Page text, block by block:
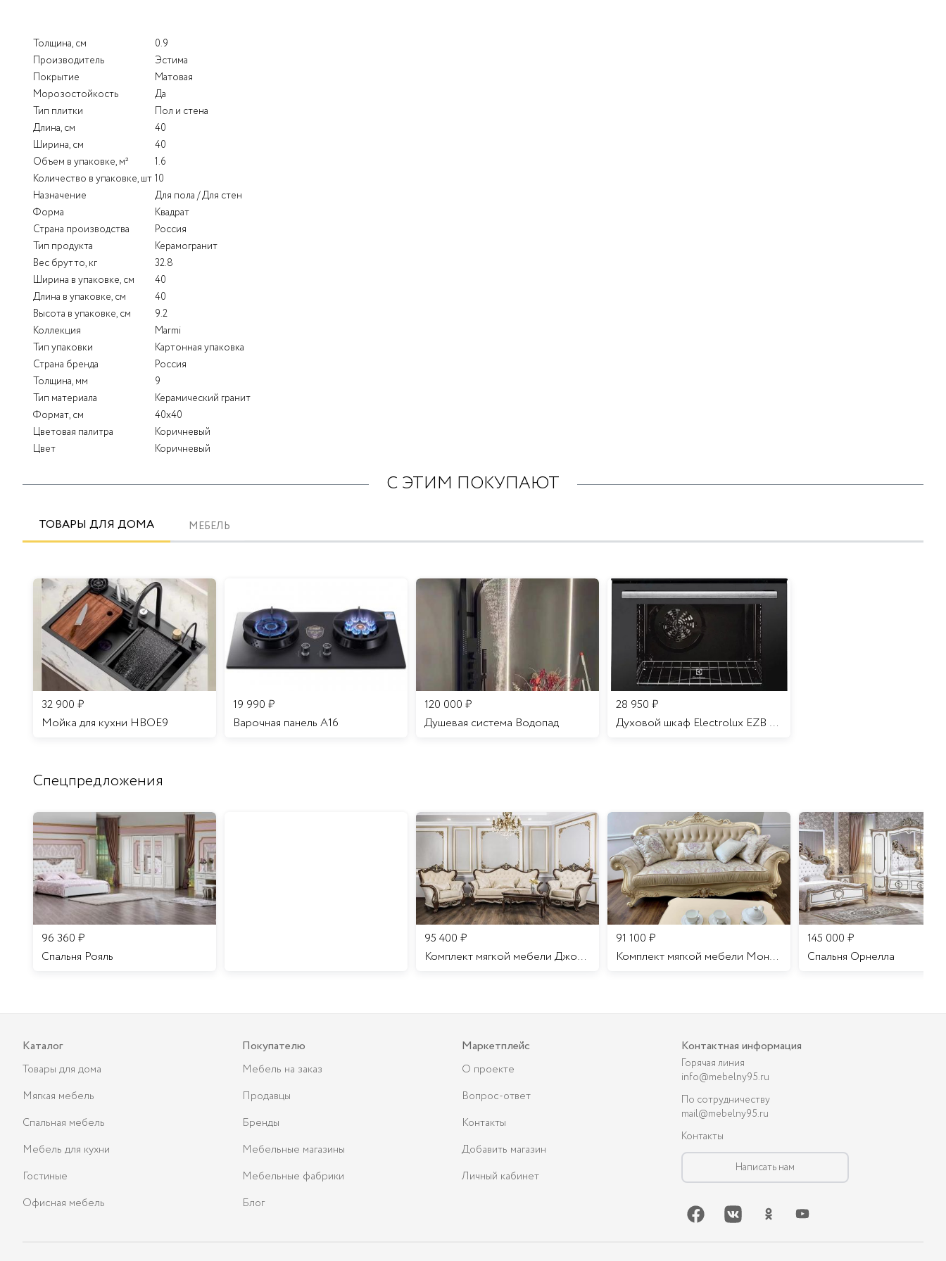
Толщина, см
0.9
Производитель
Эстима
Покрытие
Матовая
Морозостойкость
Да
Тип плитки
Пол и стена
Длина, см
40
Ширина, см
40
Объем в упаковке, м²
1.6
Количество в упаковке, шт 10
Назначение
Для пола / Для стен
Форма
Квадрат
Страна производства
Россия
Тип продукта
Керамогранит
Вес брутто, кг
32.8
Ширина в упаковке, см
40
Длина в упаковке, см
40
Высота в упаковке, см
9.2
Коллекция
Marmi
Тип упаковки
Картонная упаковка
Страна бренда
Россия
Толщина, мм
9
Тип материала
Керамический гранит
Формат, см
40x40
Цветовая палитра
Коричневый
Цвет
Коричневый
С ЭТИМ ПОКУПАЮТ
ТОВАРЫ ДЛЯ ДОМА МЕБЕЛЬ
32 900 ₽
Мойка для кухни HBOE9
19 990 ₽
Варочная панель A16
120 000 ₽
Душевая система Водопад
28 950 ₽
Духовой шкаф Electrolux EZB 52410 AK
Спецпредложения
96 360 ₽
Спальня Рояль
95 400 ₽
Комплект мягкой мебели Джоконда
91 100 ₽
Комплект мягкой мебели Мона Лиза
145 000 ₽
Cпальня Орнелла
Каталог
Товары для дома
Мягкая мебель
Спальная мебель
Мебель для кухни
Гостиные
Офисная мебель
Покупателю
Мебель на заказ
Продавцы
Бренды
Мебельные магазины
Мебельные фабрики
Блог
Маркетплейс
О проекте
Вопрос-ответ
Контакты
Добавить магазин
Личный кабинет
Контактная информация
Горячая линия
info@mebelny95.ru
По сотрудничеству
mail@mebelny95.ru
Контакты
Написать нам